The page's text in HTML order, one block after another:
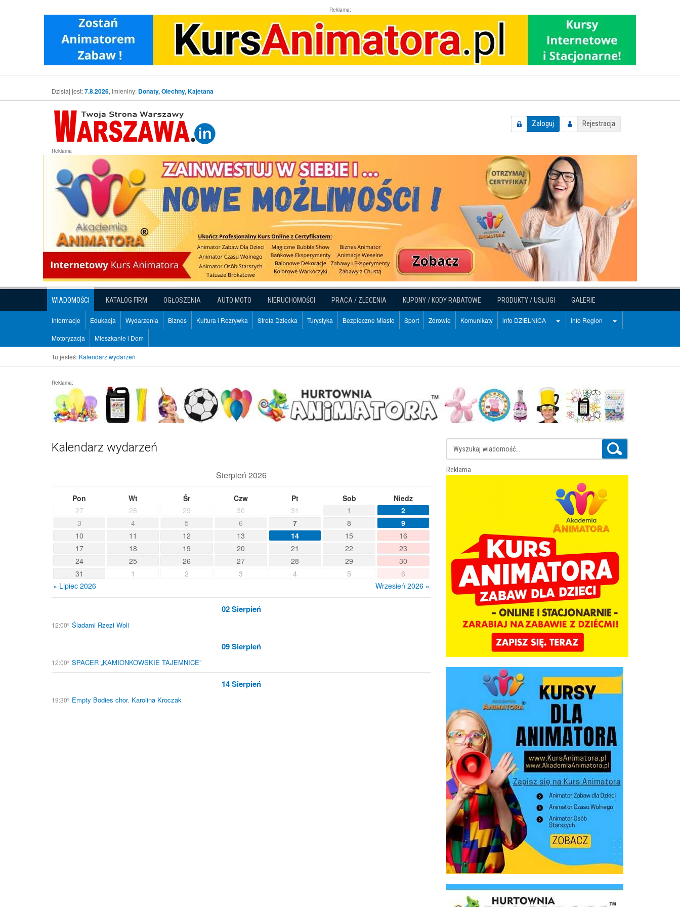
Reklama:
Dzisiaj jest:7.8.2026, imieniny: Donaty, Olechny, Kajetana
Zaloguj Rejestracja
Reklama
WIADOMOŚCI KATALOG FIRM OGŁOSZENIA AUTO MOTO NIERUCHOMOŚCI PRACA / ZLECENIA KUPONY / KODY RABATOWE PRODUKTY / USŁUGI GALERIE
Informacje Edukacja Wydarzenia Biznes Kultura i Rozrywka Strefa Dziecka Turystyka Bezpieczne Miasto Sport Zdrowie Komunikaty info DZIELNICA info Region
Motoryzacja Mieszkanie i Dom
Tu jesteś: Kalendarz wydarzeń
Reklama:
Kalendarz wydarzeń
Sierpień 2026
Pon Wt Śr Czw Pt Sob
Niedz
27
28 29 30 31 1
2
3
4 5 6 7 8
9
10
11 12 13 14 15
16
17
18 19 20 21 22
23
24
25 26 27 28 29
30
31
1 2 3 4 5
6
« Lipiec 2026
Wrzesień 2026 »
02 Sierpień
12:00 Śladami Rzezi Woli
09 Sierpień
12:00 SPACER „KAMIONKOWSKIE TAJEMNICE”
14 Sierpień
19:30 Empty Bodies chor. Karolina Kroczak
Reklama